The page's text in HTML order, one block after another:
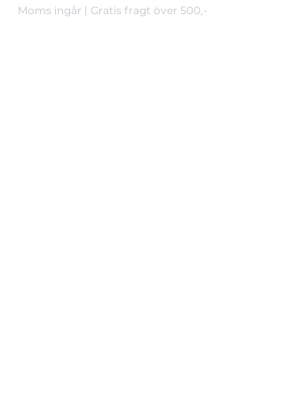
Moms ingår | Gratis fragt över 500,-